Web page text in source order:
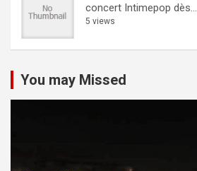
concert Intimepop dès...
5 views
You may Missed